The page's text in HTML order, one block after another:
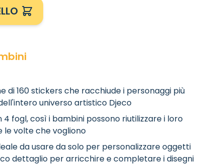
di 160 stickers che racchiude i personaggi più
universo artistico Djeco
fogl, così i bambini possono riutilizzare i loro
volte che vogliono
da usare da solo per personalizzare oggetti
dettaglio per arricchire e completare i disegni